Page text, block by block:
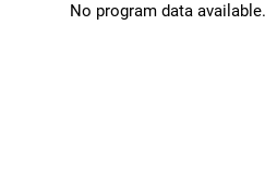
No program data